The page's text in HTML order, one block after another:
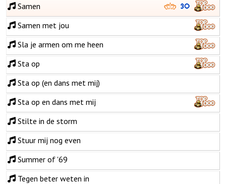
Samen
Samen met jou
Sla je armen om me heen
Sta op
Sta op (en dans met mij)
Sta op en dans met mij
Stilte in de storm
Stuur mij nog even
Summer of '69
Tegen beter weten in